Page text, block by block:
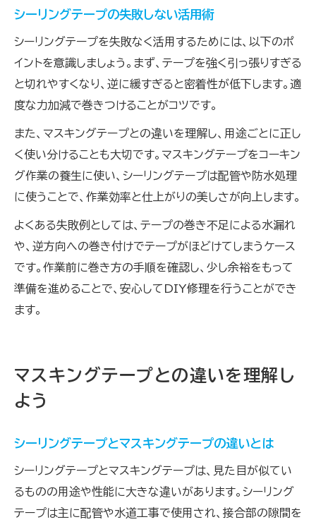
シーリングテープの失敗しない活用術
シーリングテープを失敗なく活用するためには、以下のポ
イントを意識しましょう。まず、テープを強く引っ張りすぎる
と切れやすくなり、逆に緩すぎると密着性が低下します。適
度な力加減で巻きつけることがコツです。
また、マスキングテープとの違いを理解し、用途ごとに正し
く使い分けることも大切です。マスキングテープをコーキン
グ作業の養生に使い、シーリングテープは配管や防水処理
に使うことで、作業効率と仕上がりの美しさが向上します。
よくある失敗例としては、テープの巻き不足による水漏れ
や、逆方向への巻き付けでテープがほどけてしまうケース
です。作業前に巻き方の手順を確認し、少し余裕をもって
準備を進めることで、安心してDIY修理を行うことができ
ます。
マスキングテープとの違いを理解し
よう
シーリングテープとマスキングテープの違いとは
シーリングテープとマスキングテープは、見た目が似てい
るものの用途や性能に大きな違いがあります。シーリング
テープは主に配管や水道工事で使用され、接合部の隙間を